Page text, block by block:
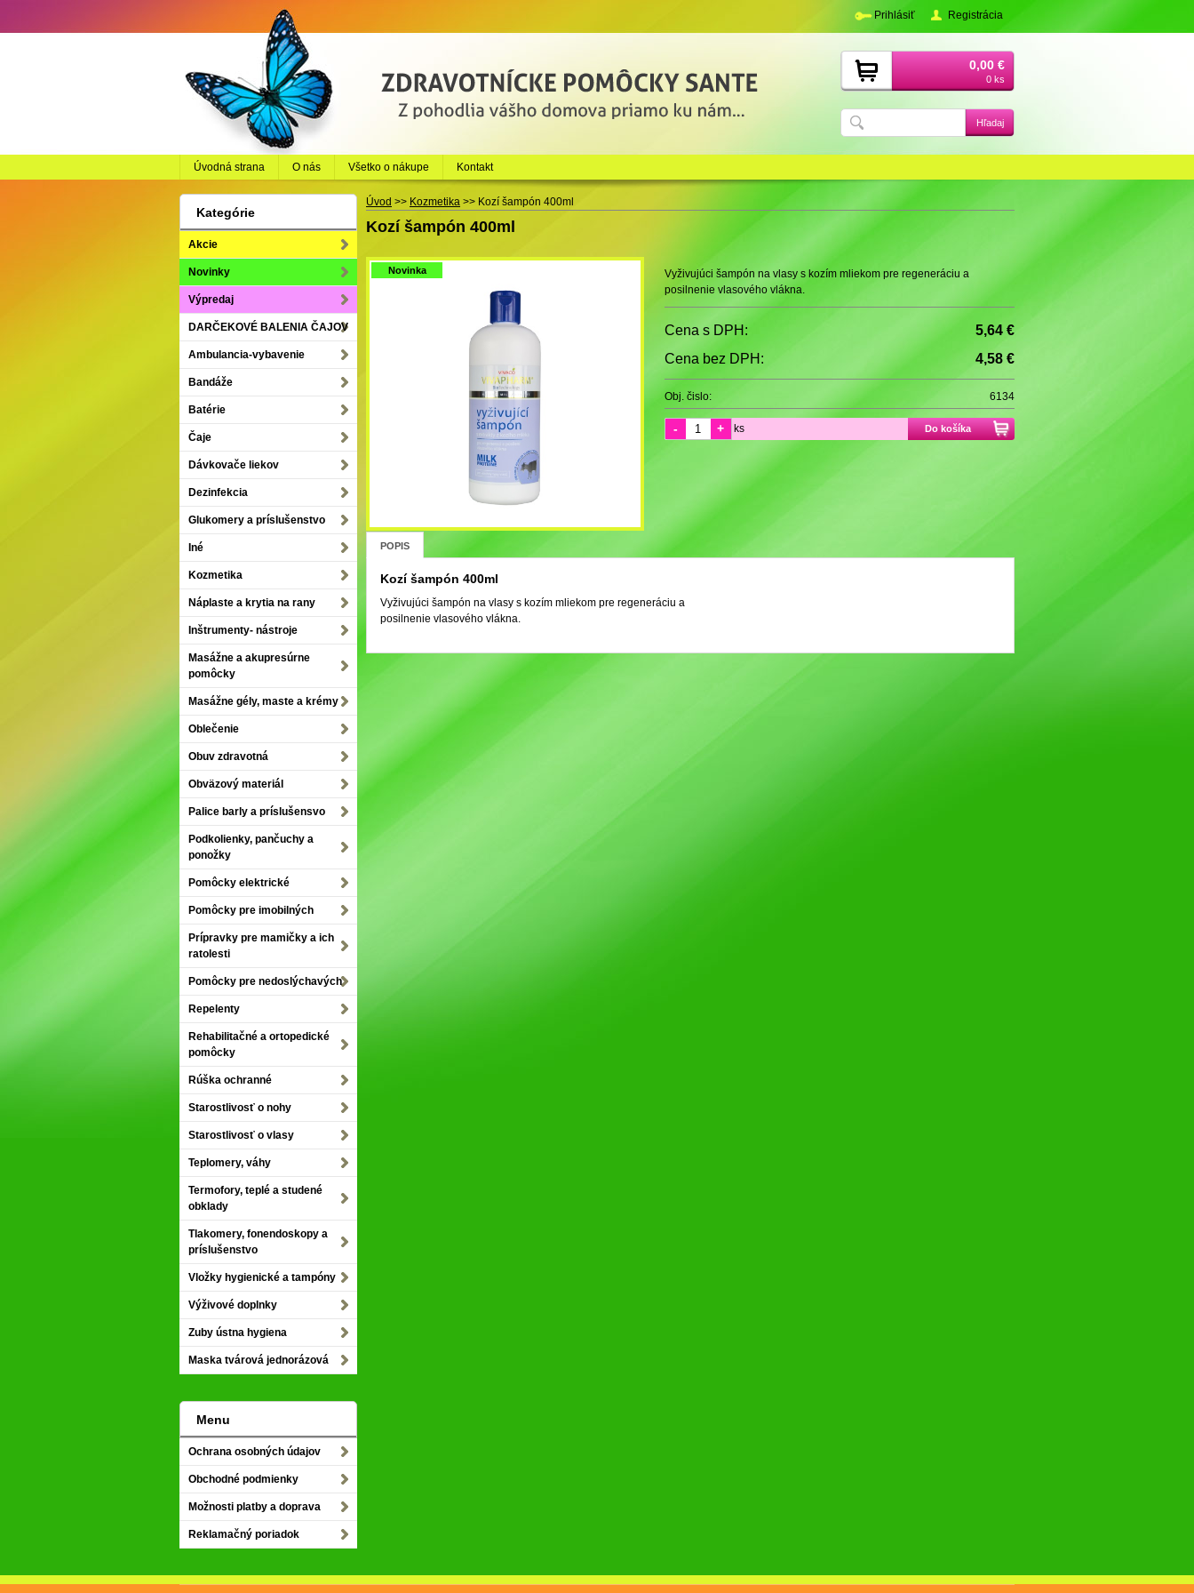
Prihlásiť Registrácia
0,00 €
0 ks
Úvod >> Kozmetika >> Kozí šampón 400ml
Kozí šampón 400ml
Novinka
Vyživujúci šampón na vlasy s kozím mliekom pre regeneráciu a
posilnenie vlasového vlákna.
Cena s DPH:
5,64 €
Cena bez DPH:
4,58 €
Obj. čislo: 6134
Do košíka
- + ks
POPIS
Kozí šampón 400ml
Vyživujúci šampón na vlasy s kozím mliekom pre regeneráciu a
posilnenie vlasového vlákna.
Kategórie
Akcie
Novinky
Výpredaj
DARČEKOVÉ BALENIA ČAJOV
Ambulancia-vybavenie
Bandáže
Batérie
Čaje
Dávkovače liekov
Dezinfekcia
Glukomery a príslušenstvo
Iné
Kozmetika
Náplaste a krytia na rany
Inštrumenty- nástroje
Masážne a akupresúrne
pomôcky
Masážne gély, maste a krémy
Oblečenie
Obuv zdravotná
Obväzový materiál
Palice barly a príslušensvo
Podkolienky, pančuchy a
ponožky
Pomôcky elektrické
Pomôcky pre imobilných
Prípravky pre mamičky a ich
ratolesti
Pomôcky pre nedoslýchavých
Repelenty
Rehabilitačné a ortopedické
pomôcky
Rúška ochranné
Starostlivosť o nohy
Starostlivosť o vlasy
Teplomery, váhy
Termofory, teplé a studené
obklady
Tlakomery, fonendoskopy a
príslušenstvo
Vložky hygienické a tampóny
Výživové doplnky
Zuby ústna hygiena
Maska tvárová jednorázová
Menu
Ochrana osobných údajov
Obchodné podmienky
Možnosti platby a doprava
Reklamačný poriadok
Úvodná strana O nás Všetko o nákupe Kontakt